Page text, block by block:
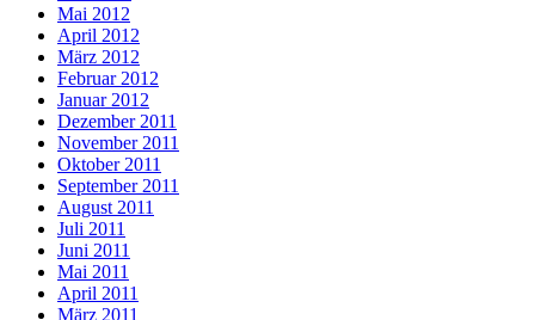
Mai 2012
April 2012
März 2012
Februar 2012
Januar 2012
Dezember 2011
November 2011
Oktober 2011
September 2011
August 2011
Juli 2011
Juni 2011
Mai 2011
April 2011
März 2011